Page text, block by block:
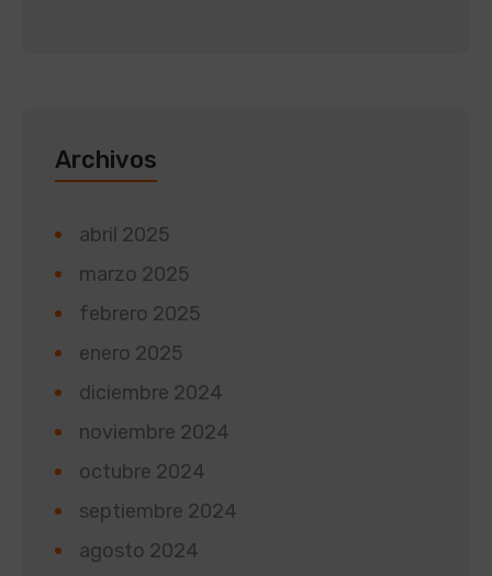
Archivos
abril 2025
marzo 2025
febrero 2025
enero 2025
diciembre 2024
noviembre 2024
octubre 2024
septiembre 2024
agosto 2024